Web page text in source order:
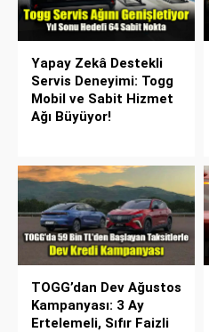
Yapay Zekâ Destekli
Servis Deneyimi: Togg
Mobil ve Sabit Hizmet
Ağı Büyüyor!
TOGG’dan Dev Ağustos
Kampanyası: 3 Ay
Ertelemeli, Sıfır Faizli